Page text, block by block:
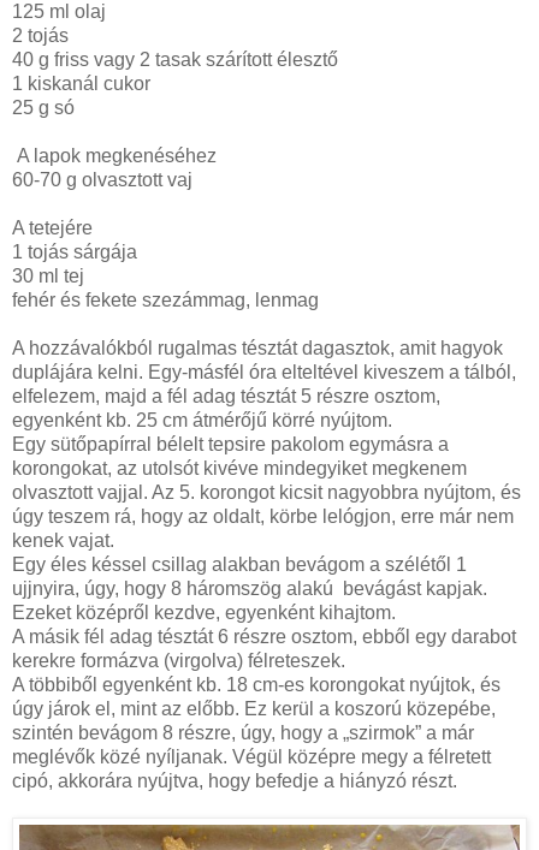
125 ml olaj
2 tojás
40 g friss vagy 2 tasak szárított élesztő
1 kiskanál cukor
25 g só
A lapok megkenéséhez
60-70 g olvasztott vaj
A tetejére
1 tojás sárgája
30 ml tej
fehér és fekete szezámmag, lenmag
A hozzávalókból rugalmas tésztát dagasztok, amit hagyok
duplájára kelni. Egy-másfél óra elteltével kiveszem a tálból,
elfelezem, majd a fél adag tésztát 5 részre osztom,
egyenként kb. 25 cm átmérőjű körré nyújtom.
Egy sütőpapírral bélelt tepsire pakolom egymásra a
korongokat, az utolsót kivéve mindegyiket megkenem
olvasztott vajjal. Az 5. korongot kicsit nagyobbra nyújtom, és
úgy teszem rá, hogy az oldalt, körbe lelógjon, erre már nem
kenek vajat.
Egy éles késsel csillag alakban bevágom a szélétől 1
ujjnyira, úgy, hogy 8 háromszög alakú bevágást kapjak.
Ezeket középről kezdve, egyenként kihajtom.
A másik fél adag tésztát 6 részre osztom, ebből egy darabot
kerekre formázva (virgolva) félreteszek.
A többiből egyenként kb. 18 cm-es korongokat nyújtok, és
úgy járok el, mint az előbb. Ez kerül a koszorú közepébe,
szintén bevágom 8 részre, úgy, hogy a „szirmok” a már
meglévők közé nyíljanak. Végül középre megy a félretett
cipó, akkorára nyújtva, hogy befedje a hiányzó részt.